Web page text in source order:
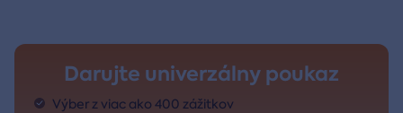
Darujte univerzálny poukaz
Výber z viac ako 400 zážitkov